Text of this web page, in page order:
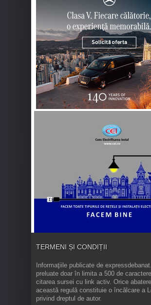
TERMENI ȘI CONDIȚII
Informaţiile publicate de
preluate doar în limita a 500 de
citarea sursei cu link activ. Orice
această regulă constituie o încălcare a
privind dreptul de autor.